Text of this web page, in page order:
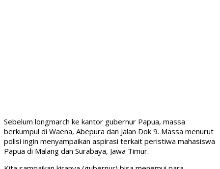
Sebelum longmarch ke kantor gubernur Papua, massa
berkumpul di Waena, Abepura dan Jalan Dok 9. Massa menurut
polisi ingin menyampaikan aspirasi terkait peristiwa mahasiswa
Papua di Malang dan Surabaya, Jawa Timur.